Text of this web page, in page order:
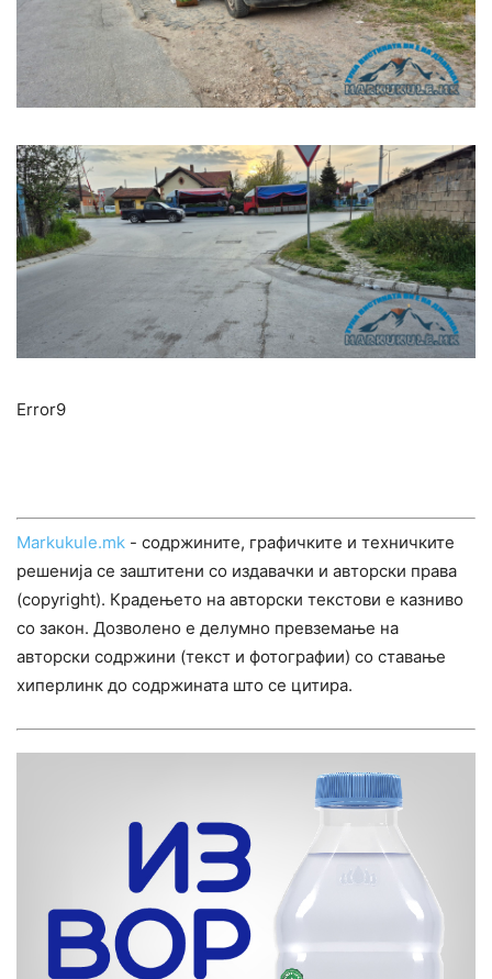
Error9
Markukule.mk - содржините, графичките и техничките
решенија се заштитени со издавачки и авторски права
(copyright). Крадењето на авторски текстови е казниво
со закон. Дозволено е делумно превземање на
авторски содржини (текст и фотографии) со ставање
хиперлинк до содржината што се цитира.